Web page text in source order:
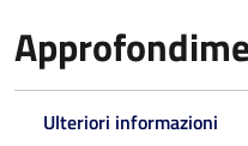
Ulteriori informazioni